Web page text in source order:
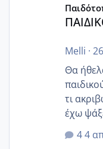
Melli ·
Θα
τι
έχω
ότι το
4